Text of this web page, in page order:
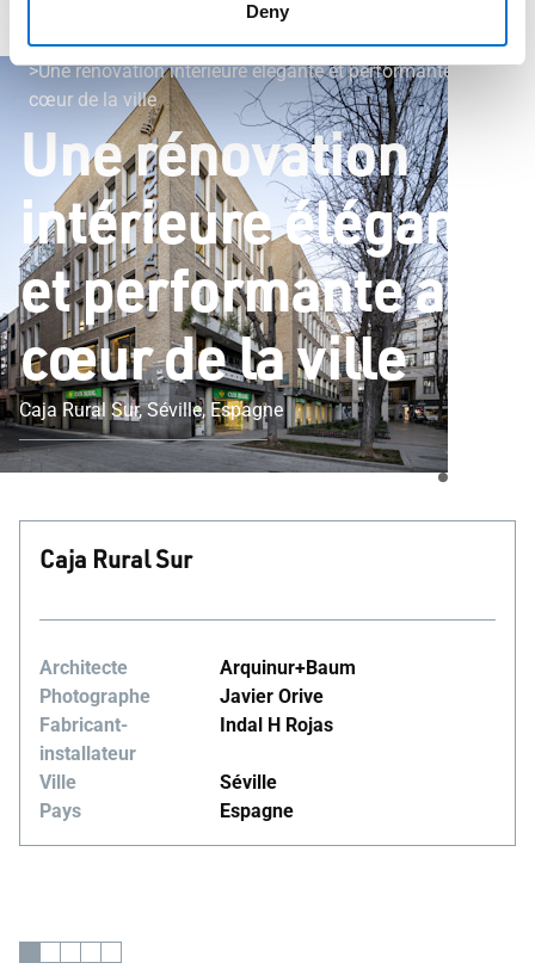
Deny
Blog 4114
Rénovation
Une rénovation intérieure élégante et performante au
cœur de la ville
Une rénovation
intérieure élégante
et performante au
cœur de la ville
Caja Rural Sur, Séville, Espagne
Caja Rural Sur
Architecte
Arquinur+Baum
Photographe
Javier Orive
Fabricant-
installateur
Indal H Rojas
Ville
Séville
Pays
Espagne